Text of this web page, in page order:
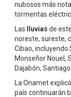
nubosos más
tormentas
Las
lluvias de
noreste, sureste,
Cibao, incluyendo
Monseñor Nouel,
Dajabón,
La Onamet
país continuarán